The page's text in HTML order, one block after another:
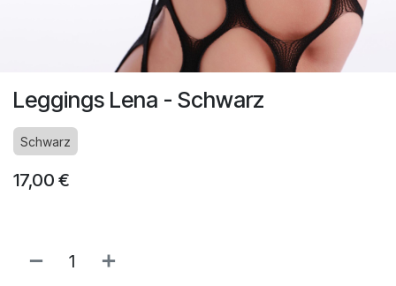
Leggings Lena - Schwarz
Schwarz
17,00 €